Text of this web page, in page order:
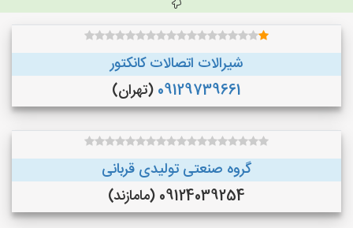
شیرالات اتصالات کانکتور
09129739661 (تهران)
گروه صنعتی تولیدی قربانی
09124039254 (مامازند)